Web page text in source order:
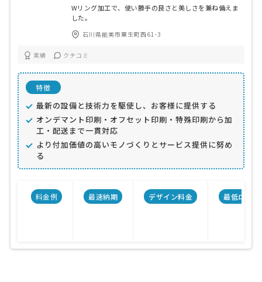
Wリング加工で、使い勝手の良さと美しさを兼ね備えま
した。
石川県能美市粟生町西61-3
実績 クチコミ
特徴
最新の設備と技術力を駆使し、お客様に提供する
オンデマント印刷・オフセット印刷・特殊印刷から加
工・配送まで一貫対応
より付加価値の高いモノづくりとサービス提供に努め
る
料金例 最速納期 デザイン料金 最低ロット